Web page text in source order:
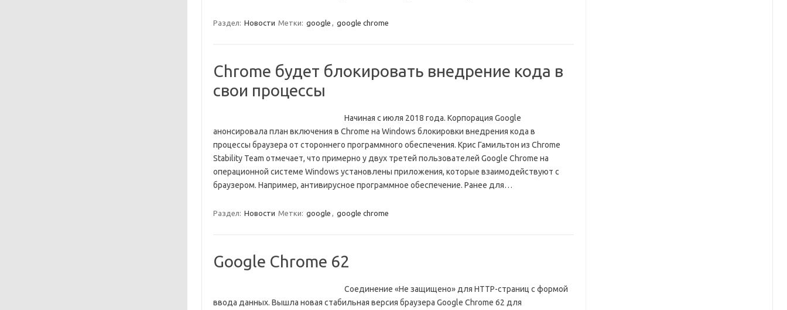
Раздел: Новости Метки: google , google chrome
Chrome будет блокировать внедрение кода в
свои процессы
Начиная с июля 2018 года. Корпорация Google
анонсировала план включения в Chrome на Windows блокировки внедрения кода в
процессы браузера от стороннего программного обеспечения. Крис Гамильтон из Chrome
Stability Team отмечает, что примерно у двух третей пользователей Google Chrome на
операционной системе Windows установлены приложения, которые взаимодействуют с
браузером. Например, антивирусное программное обеспечение. Ранее для…
Раздел: Новости Метки: google , google chrome
Google Chrome 62
Соединение «Не защищено» для HTTP-страниц с формой
ввода данных. Вышла новая стабильная версия браузера Google Chrome 62 для